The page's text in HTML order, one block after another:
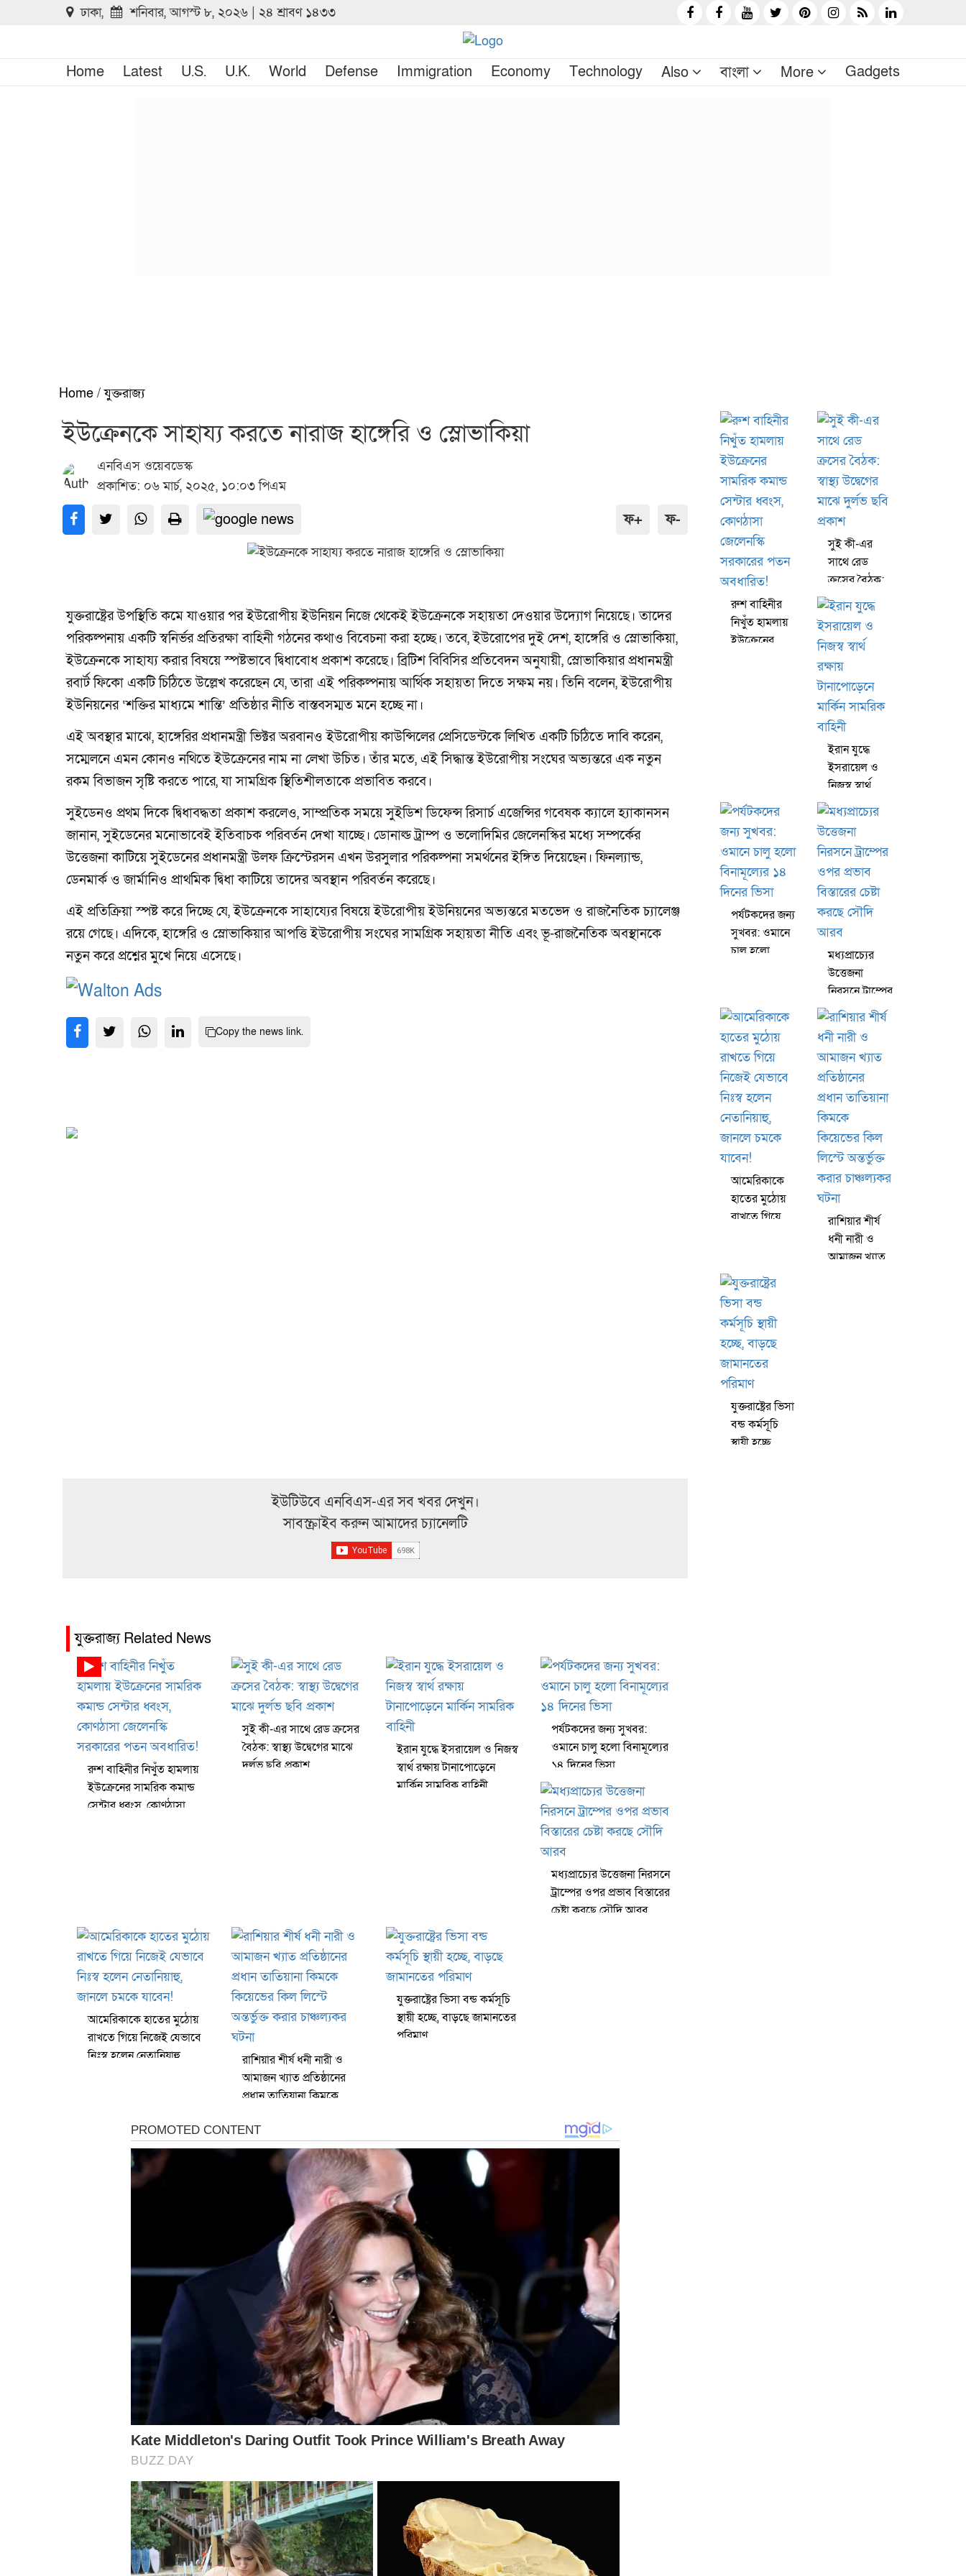
ঢাকা, শনিবার, আগস্ট ৮, ২০২৬ | ২৪ শ্রাবণ ১৪৩৩
Home Latest U.S. U.K. World Defense Immigration Economy Technology Also বাংলা More Gadgets
Home / যুক্তরাজ্য
ইউক্রেনকে সাহায্য করতে নারাজ হাঙ্গেরি ও স্লোভাকিয়া
এনবিএস ওয়েবডেস্ক
প্রকাশিত: ০৬ মার্চ, ২০২৫, ১০:০৩ পিএম
ফ+ ফ-
যুক্তরাষ্ট্রের উপস্থিতি কমে যাওয়ার পর ইউরোপীয় ইউনিয়ন নিজে থেকেই ইউক্রেনকে সহায়তা দেওয়ার উদ্যোগ নিয়েছে। তাদের
পরিকল্পনায় একটি স্বনির্ভর প্রতিরক্ষা বাহিনী গঠনের কথাও বিবেচনা করা হচ্ছে। তবে, ইউরোপের দুই দেশ, হাঙ্গেরি ও স্লোভাকিয়া,
ইউক্রেনকে সাহায্য করার বিষয়ে স্পষ্টভাবে দ্বিধাবোধ প্রকাশ করেছে। ব্রিটিশ বিবিসির প্রতিবেদন অনুযায়ী, স্লোভাকিয়ার প্রধানমন্ত্রী
রবার্ট ফিকো একটি চিঠিতে উল্লেখ করেছেন যে, তারা এই পরিকল্পনায় আর্থিক সহায়তা দিতে সক্ষম নয়। তিনি বলেন, ইউরোপীয়
ইউনিয়নের ‘শক্তির মাধ্যমে শান্তি’ প্রতিষ্ঠার নীতি বাস্তবসম্মত মনে হচ্ছে না।
এই অবস্থার মাঝে, হাঙ্গেরির প্রধানমন্ত্রী ভিক্টর অরবানও ইউরোপীয় কাউন্সিলের প্রেসিডেন্টকে লিখিত একটি চিঠিতে দাবি করেন,
সম্মেলনে এমন কোনও নথিতে ইউক্রেনের নাম না লেখা উচিত। তাঁর মতে, এই সিদ্ধান্ত ইউরোপীয় সংঘের অভ্যন্তরে এক নতুন
রকম বিভাজন সৃষ্টি করতে পারে, যা সামগ্রিক স্থিতিশীলতাকে প্রভাবিত করবে।
সুইডেনও প্রথম দিকে দ্বিধাবদ্ধতা প্রকাশ করলেও, সাম্প্রতিক সময়ে সুইডিশ ডিফেন্স রিসার্চ এজেন্সির গবেষক ক্যালে হ্যাকানসন
জানান, সুইডেনের মনোভাবেই ইতিবাচক পরিবর্তন দেখা যাচ্ছে। ডোনাল্ড ট্রাম্প ও ভলোদিমির জেলেনস্কির মধ্যে সম্পর্কের
উত্তেজনা কাটিয়ে সুইডেনের প্রধানমন্ত্রী উলফ ক্রিস্টেরসন এখন উরসুলার পরিকল্পনা সমর্থনের ইঙ্গিত দিয়েছেন। ফিনল্যান্ড,
ডেনমার্ক ও জার্মানিও প্রাথমিক দ্বিধা কাটিয়ে তাদের অবস্থান পরিবর্তন করেছে।
এই প্রতিক্রিয়া স্পষ্ট করে দিচ্ছে যে, ইউক্রেনকে সাহায্যের বিষয়ে ইউরোপীয় ইউনিয়নের অভ্যন্তরে মতভেদ ও রাজনৈতিক চ্যালেঞ্জ
রয়ে গেছে। এদিকে, হাঙ্গেরি ও স্লোভাকিয়ার আপত্তি ইউরোপীয় সংঘের সামগ্রিক সহায়তা নীতি এবং ভূ-রাজনৈতিক অবস্থানকে
নতুন করে প্রশ্নের মুখে নিয়ে এসেছে।
Copy the news link.
ইউটিউবে এনবিএস-এর সব খবর দেখুন।
সাবস্ক্রাইব করুন আমাদের চ্যানেলটি
যুক্তরাজ্য Related News
রুশ বাহিনীর নিখুঁত হামলায়
ইউক্রেনের সামরিক কমান্ড
সেন্টার ধ্বংস, কোণঠাসা
সুই কী-এর সাথে রেড ক্রসের
বৈঠক: স্বাস্থ্য উদ্বেগের মাঝে
দুর্লভ ছবি প্রকাশ
ইরান যুদ্ধে ইসরায়েল ও নিজস্ব
স্বার্থ রক্ষায় টানাপোড়েনে
মার্কিন সামরিক বাহিনী
পর্যটকদের জন্য সুখবর:
ওমানে চালু হলো বিনামূল্যের
১৪ দিনের ভিসা
মধ্যপ্রাচ্যের উত্তেজনা নিরসনে
ট্রাম্পের ওপর প্রভাব বিস্তারের
চেষ্টা করছে সৌদি আরব
আমেরিকাকে হাতের মুঠোয়
রাখতে গিয়ে নিজেই যেভাবে
নিঃস্ব হলেন নেতানিয়াহু,
রাশিয়ার শীর্ষ ধনী নারী ও
আমাজন খ্যাত প্রতিষ্ঠানের
প্রধান তাতিয়ানা কিমকে
করার চাঞ্চল্যকর ঘটনা
যুক্তরাষ্ট্রের ভিসা বন্ড কর্মসূচি
স্থায়ী হচ্ছে, বাড়ছে জামানতের
পরিমাণ
রুশ বাহিনীর
নিখুঁত হামলায়
ইউক্রেনের
সুই কী-এর
সাথে রেড
ক্রসের বৈঠক:
স্বাস্থ্য উদ্বেগের
মাঝে দুর্লভ ছবি
প্রকাশ
ইরান যুদ্ধে
ইসরায়েল ও
নিজস্ব স্বার্থ
রক্ষায়
টানাপোড়েনে
মার্কিন সামরিক
বাহিনী
পর্যটকদের জন্য
সুখবর: ওমানে
চালু হলো
মধ্যপ্রাচ্যের
উত্তেজনা
নিরসনে ট্রাম্পের
ওপর প্রভাব
বিস্তারের চেষ্টা
করছে সৌদি
আরব
আমেরিকাকে
হাতের মুঠোয়
রাখতে গিয়ে
জানলে চমকে
যাবেন!
রাশিয়ার শীর্ষ
ধনী নারী ও
আমাজন খ্যাত
যুক্তরাষ্ট্রের ভিসা
বন্ড কর্মসূচি
স্থায়ী হচ্ছে,